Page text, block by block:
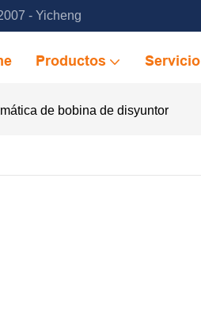
- Yicheng
Productos Servicio
de bobina de disyuntor